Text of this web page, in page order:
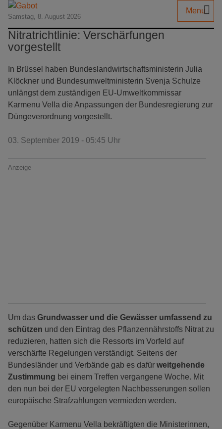
Samstag, 8. August 2026
Menu
Nitratrichtlinie: Verschärfungen
vorgestellt
In Brüssel haben Bundeslandwirtschaftsministerin Julia
Klöckner und Bundesumweltministerin Svenja Schulze
unlängst dem zuständigen EU-Umweltkommissar
Karmenu Vella die Anpassungen der Bundesregierung zur
Düngeverordnung vorgestellt.
03. September 2019 - 05:45 Uhr
Anzeige
Um das Grundwasser und die Gewässer umfassend zu
schützen und den Eintrag des Pflanzennährstoffs Nitrat zu
reduzieren, hatten sich die Ressorts im Vorfeld auf
verschärfte Regelungen verständigt. Seitens der
Bundesländer und Verbände gab es dafür weitgehende
Zustimmung bei einem Treffen vergangene Woche. Mit
den nun bei der EU vorgelegten Nachbesserungen sollen
europäische Strafzahlungen vermieden werden.
Gegenüber Karmenu Vella bekräftigten die Ministerinnen,